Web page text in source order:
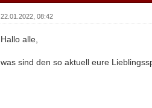
22.01.2022, 08:42
Hallo alle,
was sind den so aktuell eure